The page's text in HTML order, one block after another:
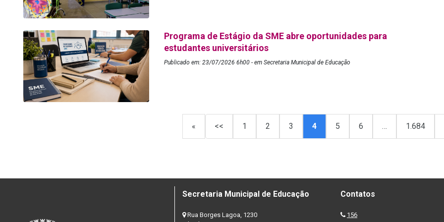
Programa de Estágio da SME abre oportunidades para
estudantes universitários
Publicado em: 23/07/2026 6h00 - em Secretaria Municipal de Educação
« << 1 2 3 4 5 6 … 1.684
Secretaria Municipal de Educação
Rua Borges Lagoa, 1230
Contatos
156